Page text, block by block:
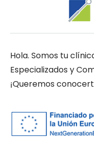
Hola. Somos tu
Especializados y
¡Queremos